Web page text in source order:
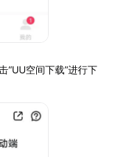
“UU空间下载”进行下